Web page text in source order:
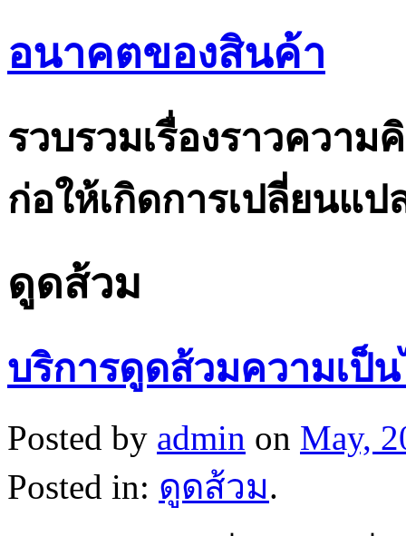
อนาคตของสินค้า
รวบรวมเรื่องราวควา
ก่อให้เกิดการเปลี่ยนแป
ดูดส้วม
บริการดูดส้วมความเป็
Posted by admin on May,
Posted in: ดูดส้วม.